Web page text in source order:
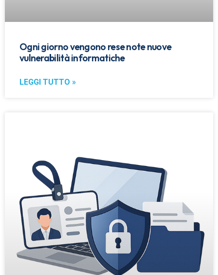
Ogni giorno vengono rese note nuove
vulnerabilità informatiche
LEGGI TUTTO »